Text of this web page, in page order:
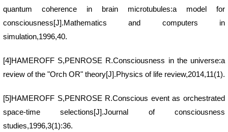
quantum coherence in brain microtubules:a model for
consciousness[J].Mathematics and computers in
simulation,1996,40.
[4]HAMEROFF S,PENROSE R.Consciousness in the universe:a
review of the "Orch OR" theory[J].Physics of life review,2014,11(1).
[5]HAMEROFF S,PENROSE R.Conscious event as orchestrated
space-time selections[J].Journal of consciousness
studies,1996,3(1):36.